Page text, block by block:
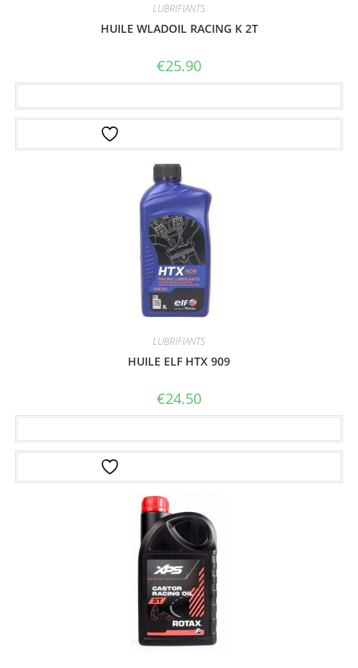
LUBRIFIANTS
HUILE WLADOIL RACING K 2T
€25.90
LUBRIFIANTS
HUILE ELF HTX 909
€24.50